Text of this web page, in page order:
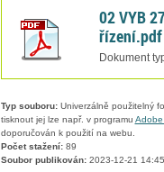
02 VYB
řízení.pdf
Dokument
Typ souboru:Univerzálně použitelný
tisknout jej lze např. v programu Adobe
doporučován k použití na webu.
Počet stažení:89
Soubor publikován:2023-12-21